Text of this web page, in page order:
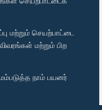
மற்றும் செயற்பாட்டை
மற்றும் பிற
நாம் பயனர்